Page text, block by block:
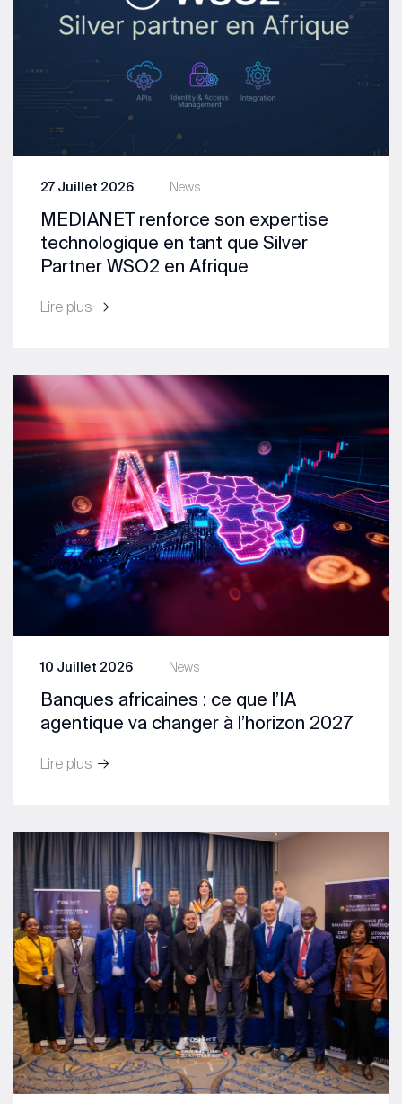
News
27 Juillet 2026
MEDIANET renforce son expertise
technologique en tant que Silver
Partner WSO2 en Afrique
Lire plus
News
10 Juillet 2026
Banques africaines : ce que l’IA
agentique va changer à l’horizon 2027
Lire plus